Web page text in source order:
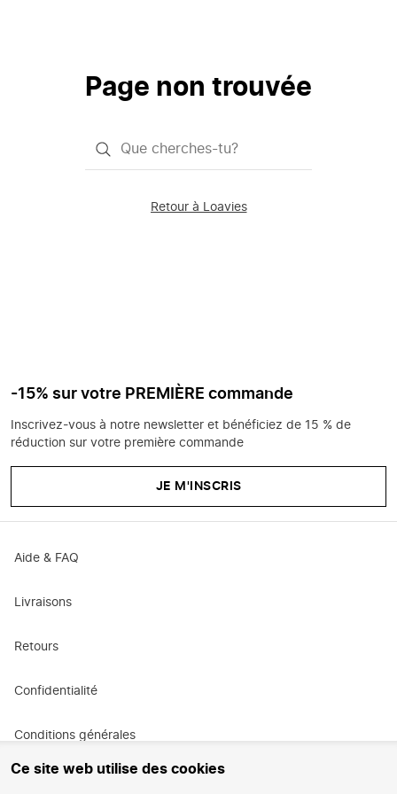
Ce site web utilise des cookies
Page non trouvée
Qu'est-
Retour à Loavies
-15% sur votre PREMIÈRE commande
Inscrivez-vous à notre newsletter et bénéficiez de 15 % de
réduction sur votre première commande
JE M'INSCRIS
Aide & FAQ
Livraisons
Retours
Confidentialité
Conditions générales